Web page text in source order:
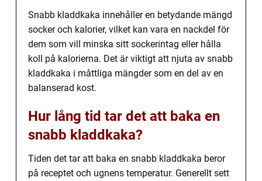
Snabb kladdkaka innehåller en betydande mängd
socker och kalorier, vilket kan vara en nackdel för
dem som vill minska sitt sockerintag eller hålla
koll på kalorierna. Det är viktigt att njuta av snabb
kladdkaka i måttliga mängder som en del av en
balanserad kost.
Hur lång tid tar det att baka en
snabb kladdkaka?
Tiden det tar att baka en snabb kladdkaka beror
på receptet och ugnens temperatur. Generellt sett